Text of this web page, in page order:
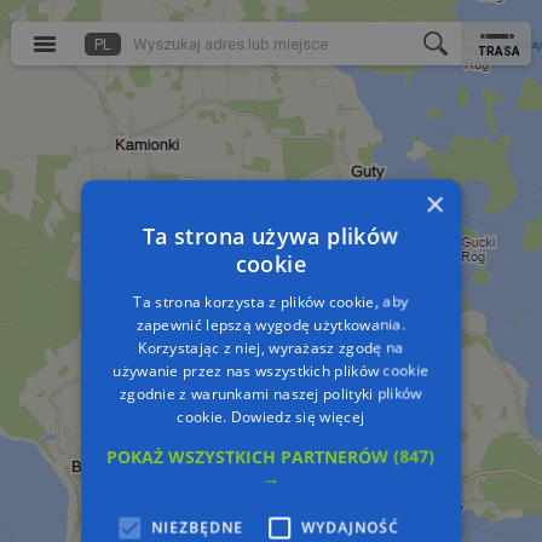
PL TRASA
×
Ta strona używa plików
cookie
Ta strona korzysta z plików cookie, aby
zapewnić lepszą wygodę użytkowania.
Korzystając z niej, wyrażasz zgodę na
używanie przez nas wszystkich plików cookie
zgodnie z warunkami naszej polityki plików
cookie. Dowiedz się więcej
POKAŻ WSZYSTKICH PARTNERÓW(847)
→
NIEZBĘDNE WYDAJNOŚĆ